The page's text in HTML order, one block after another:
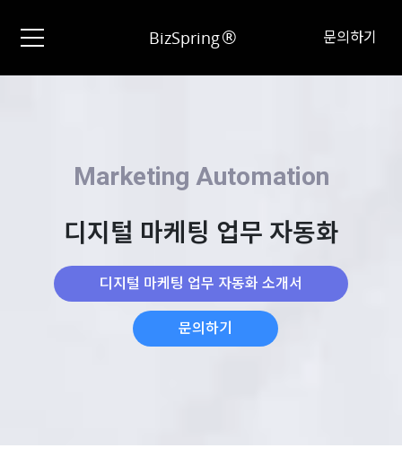
BizSpring® 문의하기
Marketing Automation
디지털 마케팅 업무 자동화
디지털 마케팅 업무 자동화 소개서
문의하기